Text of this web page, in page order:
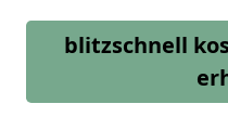
blitzschnell